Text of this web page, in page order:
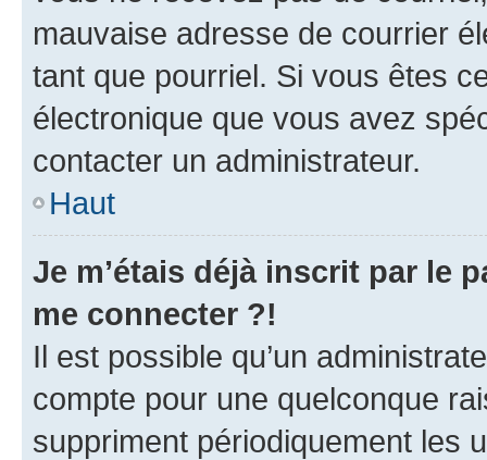
mauvaise adresse de courrier
tant que pourriel. Si vous êtes
électronique que vous avez
contacter un administrateur.
Haut
Je m’étais déjà inscrit par le
me connecter ?!
Il est possible qu’un
compte pour une quelconque
suppriment périodiquement les